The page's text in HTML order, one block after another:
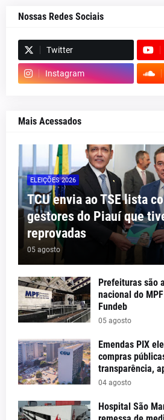
Nossas Redes Sociais
Twitter
Instagram
Mais Acessados
ELEIÇÕES 2026
TCU envia ao TSE lista
gestores do Piauí que
reprovadas
05 agosto
Prefeituras são
nacional do
Fundeb
05 agosto
Emendas PIX
compras
transparência,
04 agosto
Hospital São